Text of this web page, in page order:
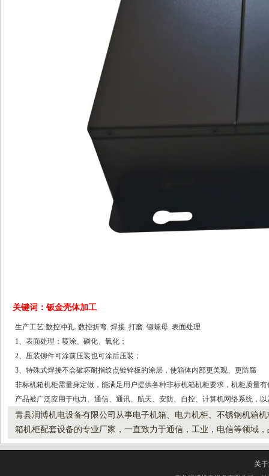
关键词：钣金壳体加工
生产工艺:数控冲孔. 数控折弯. 焊接. 打磨. 铆螺母. 表面处理
1、表面处理：喷涂、磷化、氧化；
2、压装铆件可涂前压装也可涂后压装；
3、特殊式焊接不会破坏耐指纹点镀锌板的涂层，使箱体内部更美观、更防腐
非标机箱机柜需量身定做，能满足用户提供各种非标机箱机柜要求，机柜质量有
产品被广泛应用于电力、通信、通讯、航天、安防、自控、计算机网络系统，
青县润博机电设备有限公司从事电子机箱、电力机柜、不锈钢机箱
箱机柜配套设备的专业厂家，一直致力于通信，工业，电信等领域
关